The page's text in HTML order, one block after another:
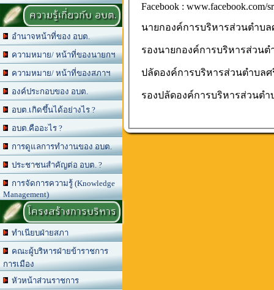
ความรู้เกี่ยวกับ อบต.
อำนาจหน้าที่ของ อบต.
ความหมาย/ หน้าที่ของนายกฯ
ความหมาย/ หน้าที่ของสภาฯ
องค์ประกอบของ อบต.
อบต.เกิดขึ้นได้อย่างไร ?
อบต.คืออะไร ?
การดูแลการทำงานของ อบต.
ประชาชนสำคัญต่อ อบต. ?
การจัดการความรู้ (Knowledge
Management)
โครงสร้างการบริหาร
ทำเนียบฝ่ายสภา
คณะผู้บริหารฝ่ายข้าราชการ
การเมือง
หัวหน้าส่วนราชการ
Facebook : www.facebook.com/
นายกองค์การบริหารส่วนตำบล
รองนายกองค์การบริหารส่วนต
ปลัดองค์การบริหารส่วนตำบลศ
รองปลัดองค์การบริหารส่วนตำ